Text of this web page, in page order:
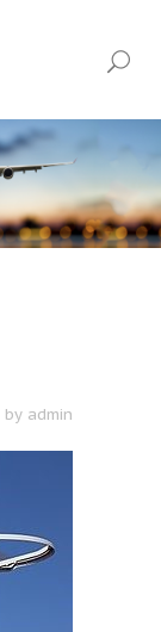
by admin